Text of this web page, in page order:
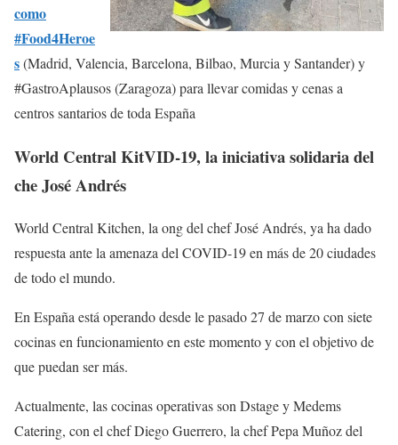
como
#Food4Heroe
s(Madrid, Valencia, Barcelona, Bilbao, Murcia y Santander) y
#GastroAplausos (Zaragoza) para llevar comidas y cenas a
centros santarios de toda España
World Central KitVID-19, la iniciativa solidaria del
che José Andrés
World Central Kitchen, la ong del chef José Andrés, ya ha dado
respuesta ante la amenaza del COVID-19 en más de 20 ciudades
de todo el mundo.
En España está operando desde le pasado 27 de marzo con siete
cocinas en funcionamiento en este momento y con el objetivo de
que puedan ser más.
Actualmente, las cocinas operativas son Dstage y Medems
Catering, con el chef Diego Guerrero, la chef Pepa Muñoz del